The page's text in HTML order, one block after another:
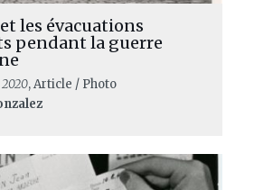
les évacuations
pendant la guerre
2020, Article / Photo